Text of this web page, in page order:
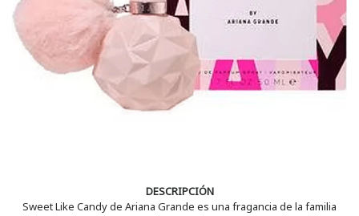
DESCRIPCIÓN
Sweet Like Candy de Ariana Grande es una fragancia de la familia